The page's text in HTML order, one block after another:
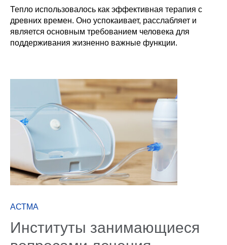
Тепло использовалось как эффективная терапия с
древних времен. Оно успокаивает, расслабляет и
является основным требованием человека для
поддерживания жизненно важные функции.
АСТМА
Институты занимающиеся